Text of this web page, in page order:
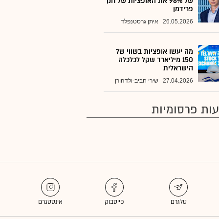
פרידמן
26.05.2026 איתן גרסטנפלד
מה יעשו אופציות בשווי של
150 מיליארד שקל לכלכלה
הישראלית
27.04.2026 שירי חביב-ולדהורן
פרסומיות